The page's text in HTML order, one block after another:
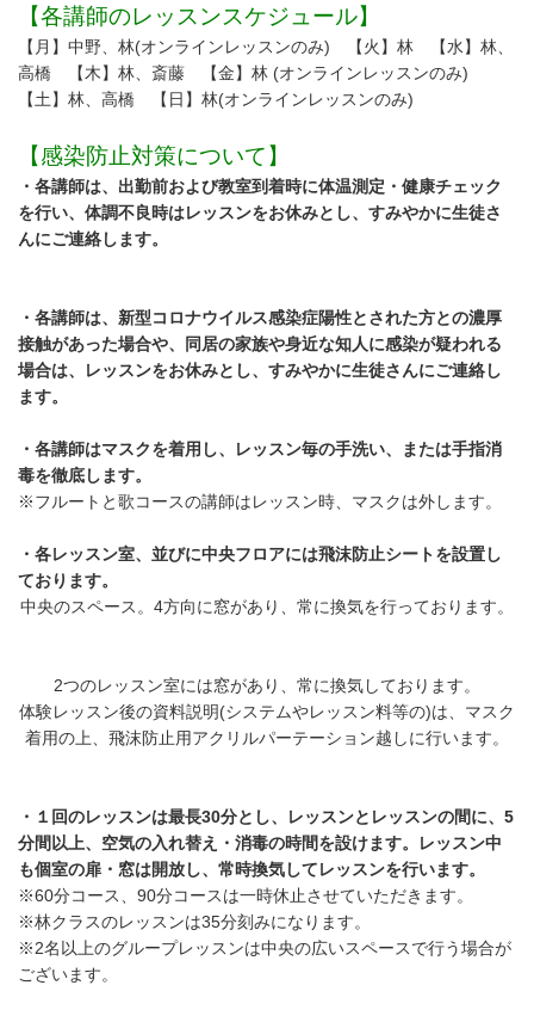
【各講師のレッスンスケジュール】
【月】中野、林(オンラインレッスンのみ) 【火】林 【水】林、
高橋 【木】林、斎藤 【金】林 (オンラインレッスンのみ)
【土】林、高橋 【日】林(オンラインレッスンのみ)
【感染防止対策について】
・各講師は、出勤前および教室到着時に体温測定・健康チェック
を行い、体調不良時はレッスンをお休みとし、すみやかに生徒さ
んにご連絡します。
・各講師は、新型コロナウイルス感染症陽性とされた方との濃厚
接触があった場合や、同居の家族や身近な知人に感染が疑われる
場合は、レッスンをお休みとし、すみやかに生徒さんにご連絡し
ます。
・各講師はマスクを着用し、レッスン毎の手洗い、または手指消
毒を徹底します。
※フルートと歌コースの講師はレッスン時、マスクは外します。
・各レッスン室、並びに中央フロアには飛沫防止シートを設置し
ております。
中央のスペース。4方向に窓があり、常に換気を行っております。
2つのレッスン室には窓があり、常に換気しております。
体験レッスン後の資料説明(システムやレッスン料等の)は、マスク
着用の上、飛沫防止用アクリルパーテーション越しに行います。
・１回のレッスンは最長30分とし、レッスンとレッスンの間に、5
分間以上、空気の入れ替え・消毒の時間を設けます。レッスン中
も個室の扉・窓は開放し、常時換気してレッスンを行います。
※60分コース、90分コースは一時休止させていただきます。
※林クラスのレッスンは35分刻みになります。
※2名以上のグループレッスンは中央の広いスペースで行う場合が
ございます。